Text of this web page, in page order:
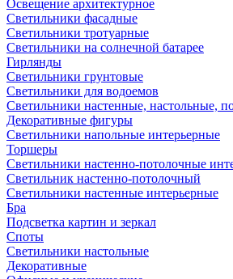
Освещение архитектурное
Светильники фасадные
Светильники тротуарные
Светильники на солнечной батарее
Гирлянды
Светильники грунтовые
Светильники для водоемов
Светильники настенные, настольные,
Декоративные фигуры
Светильники напольные интерьерные
Торшеры
Светильники настенно-потолочные
Светильник настенно-потолочный
Светильники настенные интерьерные
Бра
Подсветка картин и зеркал
Споты
Светильники настольные
Декоративные